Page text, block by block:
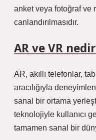
anket veya fotoğraf ve
canlandırılmasıdır.
AR ve VR
AR, akıllı telefonlar,
aracılığıyla
sanal bir ortama
teknolojiyle kullanıcı
tamamen sanal bir